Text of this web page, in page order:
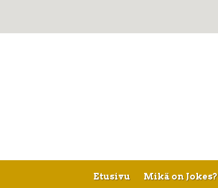
Etusivu Mikä on Jokes?